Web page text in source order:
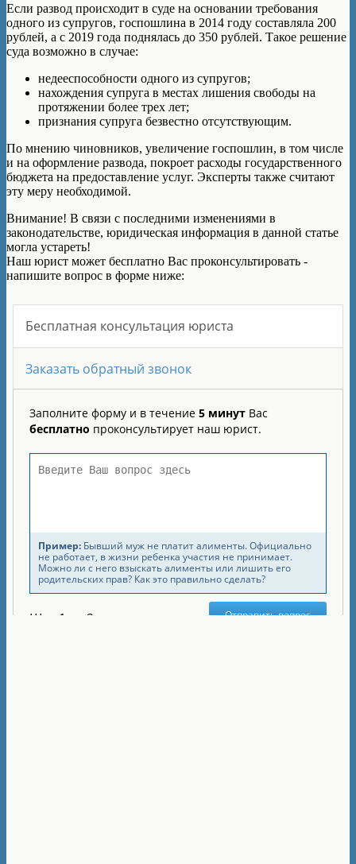
Если развод происходит в суде на основании требования
одного из супругов, госпошлина в 2014 году составляла 200
рублей, а с 2019 года поднялась до 350 рублей. Такое решение
суда возможно в случае:
недееспособности одного из супругов;
нахождения супруга в местах лишения свободы на
протяжении более трех лет;
признания супруга безвестно отсутствующим.
По мнению чиновников, увеличение госпошлин, в том числе
и на оформление развода, покроет расходы государственного
бюджета на предоставление услуг. Эксперты также считают
эту меру необходимой.
Внимание! В связи с последними изменениями в
законодательстве, юридическая информация в данной статье
могла устареть!
Наш юрист может бесплатно Вас проконсультировать -
напишите вопрос в форме ниже: